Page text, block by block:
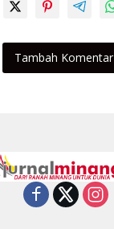
Tambah Komentar